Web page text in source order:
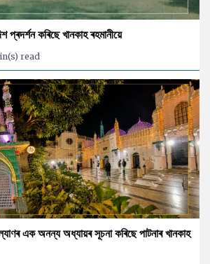
প্ৰদৰ্শন কৰিছে খানকাহ ৰহমানীয়ে
read
এক অনন্য অধ্যায়ৰ সূচনা কৰিছে পাটনাৰ খানকাহ